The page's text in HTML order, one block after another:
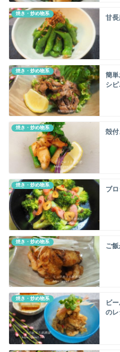
焼き・炒め物系
甘長
焼き・炒め物系
簡単
シピ
焼き・炒め物系
殻付
焼き・炒め物系
ブ
焼き・炒め物系
ご
焼き・炒め物系
ビ
のレ